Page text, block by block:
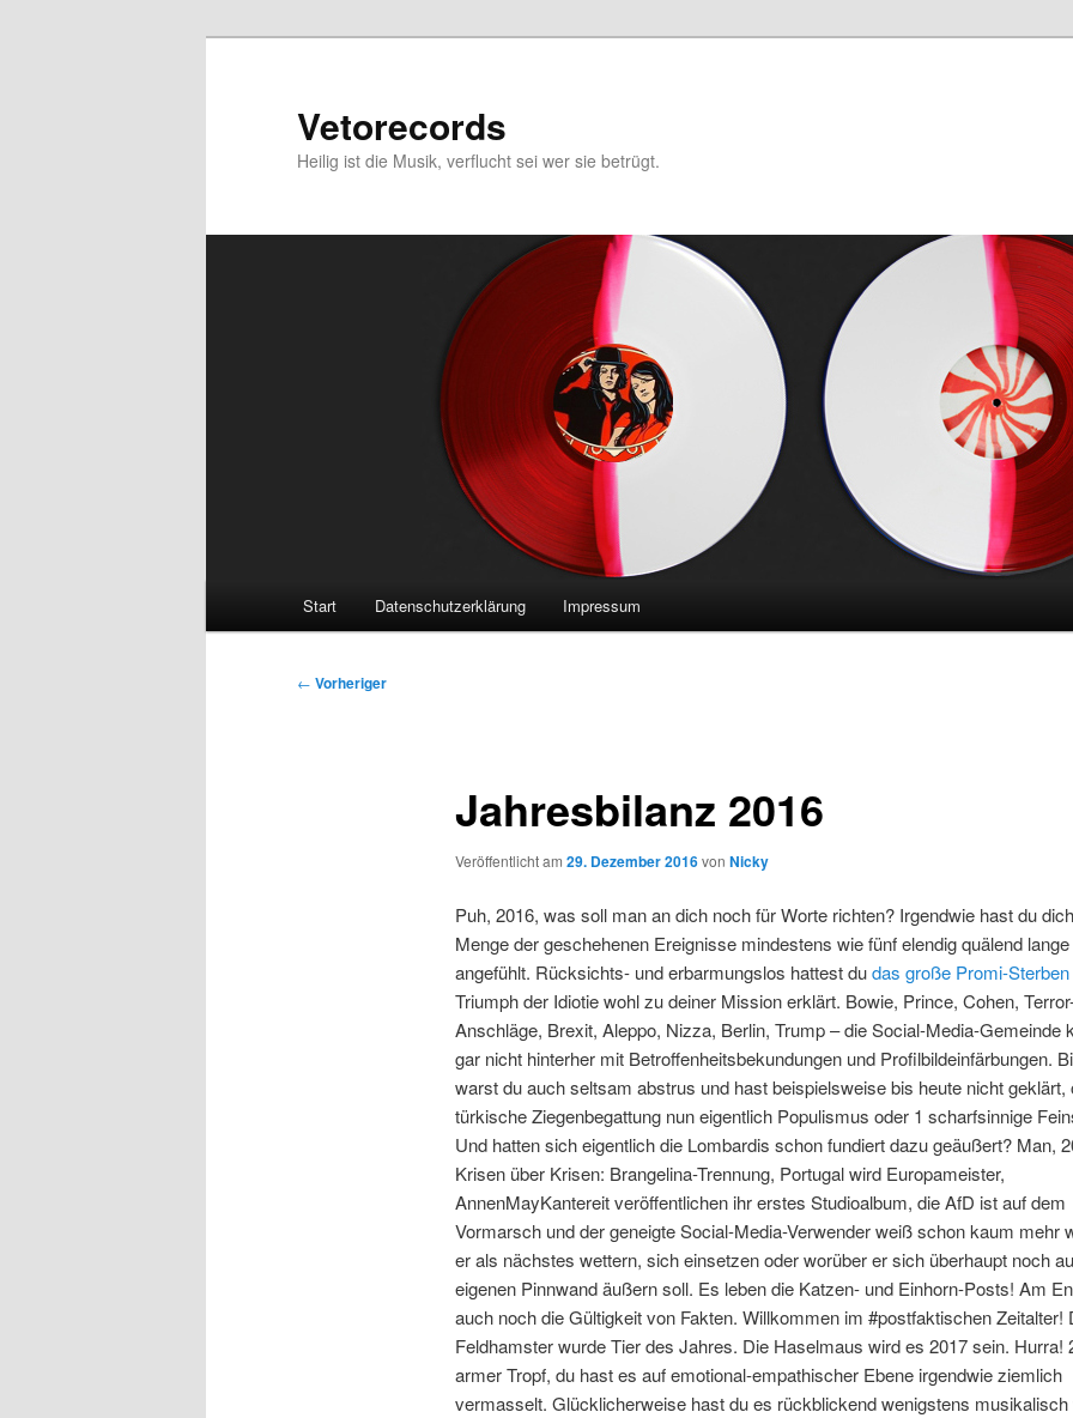
Vetorecords
Heilig ist die Musik, verflucht sei wer sie betrügt.
Start Datenschutzerklärung Impressum
Beitragsnavigation
← Vorheriger
Jahresbilanz 2016
Veröffentlicht am 29. Dezember 2016von Nicky
Puh, 2016, was soll man an dich noch für Worte richten? Irgendwie hast du
Menge der geschehenen Ereignisse mindestens wie fünf elendig quälend
angefühlt. Rücksichts- und erbarmungslos hattest dudas große Promi-Sterben
Triumph der Idiotie wohl zu deiner Mission erklärt. Bowie, Prince, Cohen,
Anschläge, Brexit, Aleppo, Nizza, Berlin, Trump – die Social-Media-Gemeinde
gar nicht hinterher mit Betroffenheitsbekundungen und Profilbildeinfärbungen.
warst du auch seltsam abstrus und hast beispielsweise bis heute nicht geklärt,
türkische Ziegenbegattung nun eigentlich Populismus oder 1 scharfsinnige
Und hatten sich eigentlich die Lombardis schon fundiert dazu geäußert? Man,
Krisen über Krisen: Brangelina-Trennung, Portugal wird Europameister,
AnnenMayKantereit veröffentlichen ihr erstes Studioalbum, die AfD ist auf dem
Vormarsch und der geneigte Social-Media-Verwender weiß schon kaum mehr
er als nächstes wettern, sich einsetzen oder worüber er sich überhaupt noch
eigenen Pinnwand äußern soll. Es leben die Katzen- und Einhorn-Posts! Am
auch noch die Gültigkeit von Fakten. Willkommen im #postfaktischen Zeitalter!
Feldhamster wurde Tier des Jahres. Die Haselmaus wird es 2017 sein. Hurra!
armer Tropf, du hast es auf emotional-empathischer Ebene irgendwie ziemlich
vermasselt. Glücklicherweise hast du es rückblickend wenigstens